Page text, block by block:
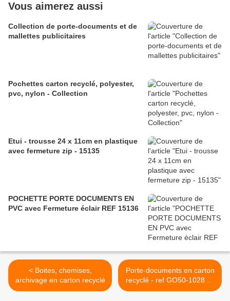
Vous aimerez aussi
Collection de porte-documents et de
mallettes publicitaires
Pochettes carton recyclé, polyester,
pvc, nylon - Collection
Etui - trousse 24 x 11cm en plastique
avec fermeture zip - 15135
POCHETTE PORTE DOCUMENTS EN
PVC avec Fermeture éclair REF 15136
< Boites, chemises,
archivage en carton recyclé
Porte-documents en carton
recyclé - ref GO50-1028SP
>